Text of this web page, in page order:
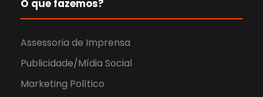
O que fazemos?
Assessoria de Imprensa
Publicidade/Mídia Social
Marketing Político